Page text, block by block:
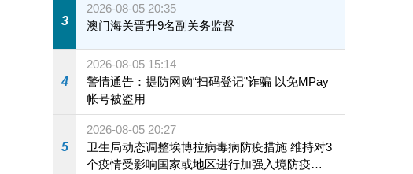
3
2026-08-05 20:35
澳门海关晋升9名副关务监督
4
2026-08-05 15:14
警情通告：提防网购“扫码登记”诈骗 以免MPay
帐号被盗用
5
2026-08-05 20:27
卫生局动态调整埃博拉病毒病防疫措施 维持对3
个疫情受影响国家或地区进行加强入境防疫措